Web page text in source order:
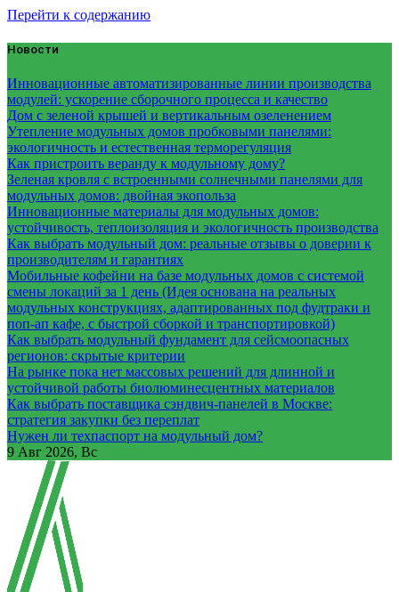
Перейти к содержанию
Новости
Инновационные автоматизированные линии производства
модулей: ускорение сборочного процесса и качество
Дом с зеленой крышей и вертикальным озеленением
Утепление модульных домов пробковыми панелями:
экологичность и естественная терморегуляция
Как пристроить веранду к модульному дому?
Зеленая кровля с встроенными солнечными панелями для
модульных домов: двойная экопольза
Инновационные материалы для модульных домов:
устойчивость, теплоизоляция и экологичность производства
Как выбрать модульный дом: реальные отзывы о доверии к
производителям и гарантиях
Мобильные кофейни на базе модульных домов с системой
смены локаций за 1 день (Идея основана на реальных
модульных конструкциях, адаптированных под фудтраки и
поп-ап кафе, с быстрой сборкой и транспортировкой)
Как выбрать модульный фундамент для сейсмоопасных
регионов: скрытые критерии
На рынке пока нет массовых решений для длинной и
устойчивой работы биолюминесцентных материалов
Как выбрать поставщика сэндвич-панелей в Москве:
стратегия закупки без переплат
Нужен ли техпаспорт на модульный дом?
9 Авг 2026, Вс